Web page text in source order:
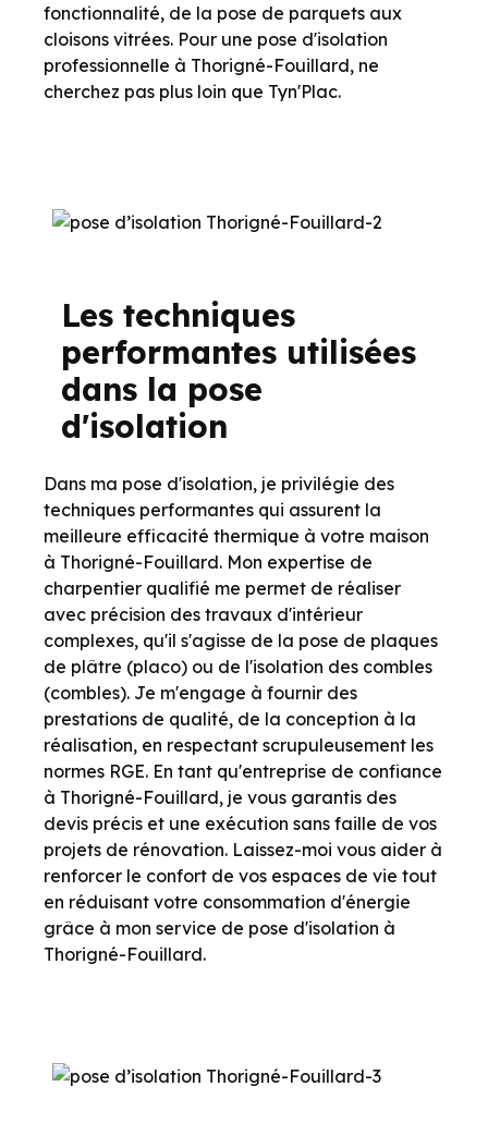
fonctionnalité, de la pose de parquets aux
cloisons vitrées. Pour une pose d'isolation
professionnelle à Thorigné-Fouillard, ne
cherchez pas plus loin que Tyn'Plac.
Les techniques
performantes utilisées
dans la pose
d'isolation
Dans ma pose d'isolation, je privilégie des
techniques performantes qui assurent la
meilleure efficacité thermique à votre maison
à Thorigné-Fouillard. Mon expertise de
charpentier qualifié me permet de réaliser
avec précision des travaux d'intérieur
complexes, qu'il s'agisse de la pose de plaques
de plâtre (placo) ou de l'isolation des combles
(combles). Je m'engage à fournir des
prestations de qualité, de la conception à la
réalisation, en respectant scrupuleusement les
normes RGE. En tant qu'entreprise de confiance
à Thorigné-Fouillard, je vous garantis des
devis précis et une exécution sans faille de vos
projets de rénovation. Laissez-moi vous aider à
renforcer le confort de vos espaces de vie tout
en réduisant votre consommation d'énergie
grâce à mon service de pose d'isolation à
Thorigné-Fouillard.